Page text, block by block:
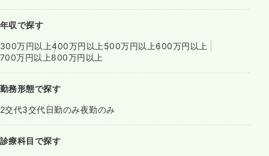
年収で探す
300万円以上400万円以上 500万円以上600万円以上
700万円以上800万円以上
勤務形態で探す
2交代3交代日勤のみ夜勤のみ
診療科目で探す